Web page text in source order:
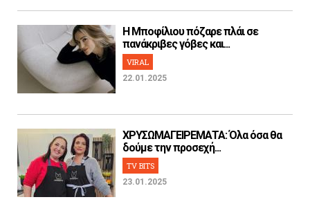
H Μποφίλιου πόζαρε πλάι σε
πανάκριβες γόβες και...
VIRAL
22.01.2025
ΧΡΥΣΩΜΑΓΕΙΡΕΜΑΤΑ: Όλα όσα θα
δούμε την προσεχή...
TV BITS
23.01.2025